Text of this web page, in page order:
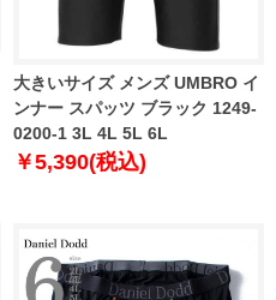
大きいサイズ メンズ UMBRO イ
ンナー スパッツ ブラック 1249-
0200-1 3L 4L 5L 6L
￥5,390(税込)